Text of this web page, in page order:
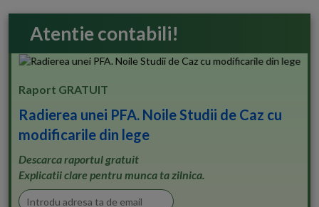
Atentie contabili!
Raport GRATUIT
Radierea unei PFA. Noile Studii de Caz cu
modificarile din lege
Descarca raportul gratuit
Explicatii clare pentru munca ta zilnica.